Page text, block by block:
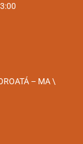
– MA \